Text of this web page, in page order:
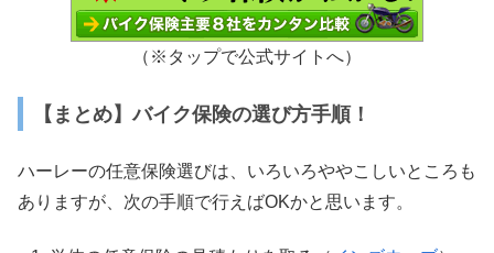
（※タップで公式サイトへ）
【まとめ】バイク保険の選び方手順！
ハーレーの任意保険選びは、いろいろややこしいところも
ありますが、次の手順で行えばOKかと思います。